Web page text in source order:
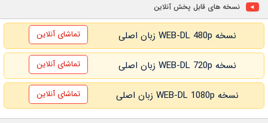
نسخه های قابل پخش آنلاین
نسخه WEB-DL 480p زبان اصلی تماشای آنلاین
نسخه WEB-DL 720p زبان اصلی تماشای آنلاین
نسخه WEB-DL 1080p زبان اصلی تماشای آنلاین